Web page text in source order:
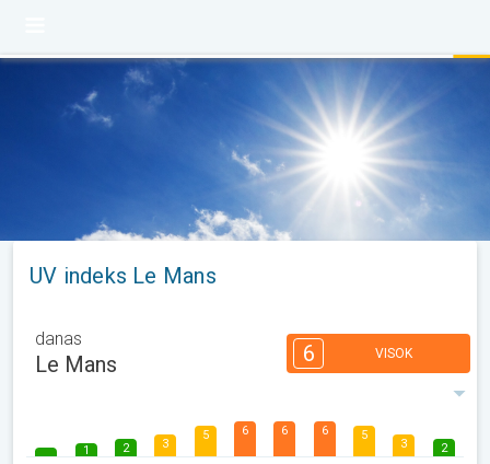
UV indeks Le Mans
danas
Le Mans 6 VISOK
1 2 3
5 6 6 6 5
3 2